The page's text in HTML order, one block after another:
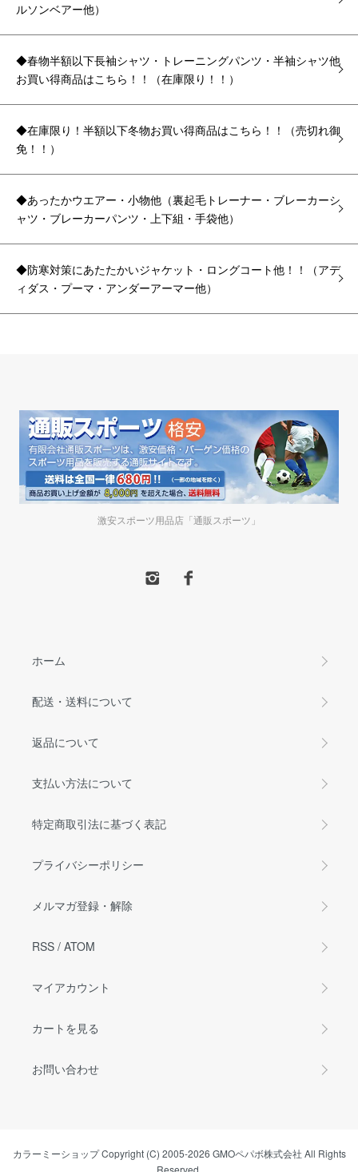
ルソンベアー他）
◆春物半額以下長袖シャツ・トレーニングパンツ・半袖シャツ他
お買い得商品はこちら！！（在庫限り！！）
◆在庫限り！半額以下冬物お買い得商品はこちら！！（売切れ御
免！！）
◆あったかウエアー・小物他（裏起毛トレーナー・ブレーカーシ
ャツ・ブレーカーパンツ・上下組・手袋他）
◆防寒対策にあたたかいジャケット・ロングコート他！！（アデ
ィダス・プーマ・アンダーアーマー他）
激安スポーツ用品店「通販スポーツ」
ホーム
配送・送料について
返品について
支払い方法について
特定商取引法に基づく表記
プライバシーポリシー
メルマガ登録・解除
RSS / ATOM
マイアカウント
カートを見る
お問い合わせ
カラーミーショップCopyright (C) 2005-2026 GMOペパボ株式会社 All Rights